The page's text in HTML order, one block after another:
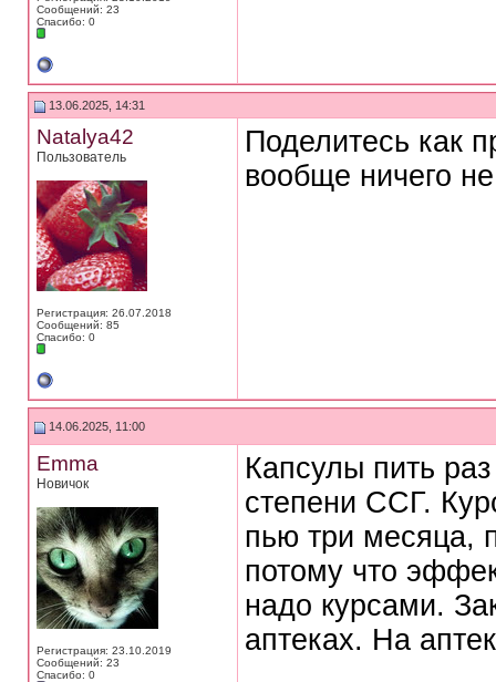
Сообщений: 23
Спасибо: 0
13.06.2025, 14:31
Natalya42
Пользователь
Регистрация: 26.07.2018
Сообщений: 85
Спасибо: 0
Поделитесь как
вообще ничего
14.06.2025, 11:00
Emma
Новичок
Регистрация: 23.10.2019
Сообщений: 23
Спасибо: 0
Капсулы пить
степени ССГ.
пью три месяца,
потому что
надо курсами.
аптеках. На